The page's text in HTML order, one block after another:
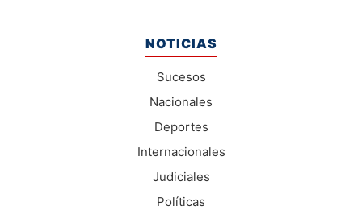
NOTICIAS
Sucesos
Nacionales
Deportes
Internacionales
Judiciales
Políticas